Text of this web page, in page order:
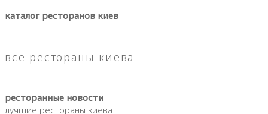
каталог ресторанов киев
все рестораны киева
ресторанные новости
лучшие рестораны киева